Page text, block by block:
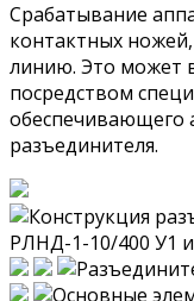
Срабатывание
контактных
линию. Это может
посредством
обеспечивающего
разъединителя.